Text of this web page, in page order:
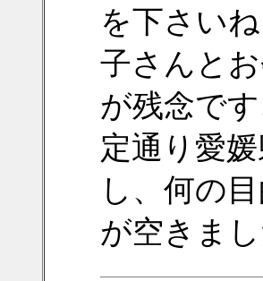
を下さい
子さんと
が残念で
定通り愛
し、何の
が空きまし